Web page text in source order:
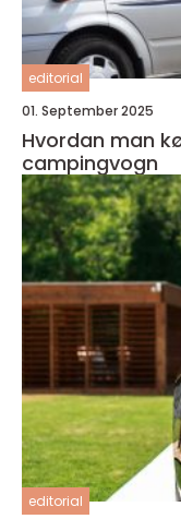
editorial
01. September 2025
Hvordan man
campingvogn
editorial